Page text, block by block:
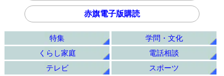
赤旗電子版購読
特集
学問・文化
くらし家庭
電話相談
テレビ
スポーツ